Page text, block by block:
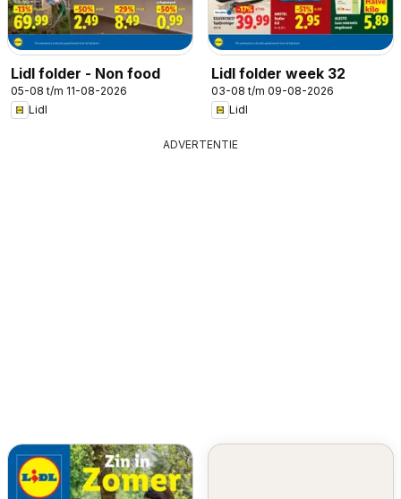
Lidl folder - Non food
05-08 t/m 11-08-2026
Lidl
Lidl folder week 32
03-08 t/m 09-08-2026
Lidl
ADVERTENTIE